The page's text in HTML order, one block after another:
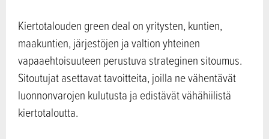
Kiertotalouden green deal on yritysten, kuntien,
maakuntien, järjestöjen ja valtion yhteinen
vapaaehtoisuuteen perustuva strateginen sitoumus.
Sitoutujat asettavat tavoitteita, joilla ne vähentävät
luonnonvarojen kulutusta ja edistävät vähähiilistä
kiertotaloutta.